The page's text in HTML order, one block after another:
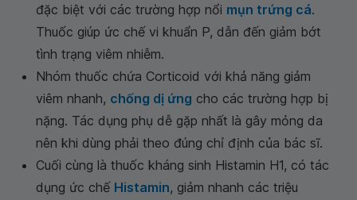
đặc biệt với các trường hợp nổi mụn trứng cá.
Thuốc giúp ức chế vi khuẩn P, dẫn đến giảm bớt
tình trạng viêm nhiễm.
Nhóm thuốc chứa Corticoid với khả năng giảm
viêm nhanh, chống dị ứng cho các trường hợp bị
nặng. Tác dụng phụ dễ gặp nhất là gây mỏng da
nên khi dùng phải theo đúng chỉ định của bác sĩ.
Cuối cùng là thuốc kháng sinh Histamin H1, có tác
dụng ức chế Histamin, giảm nhanh các triệu